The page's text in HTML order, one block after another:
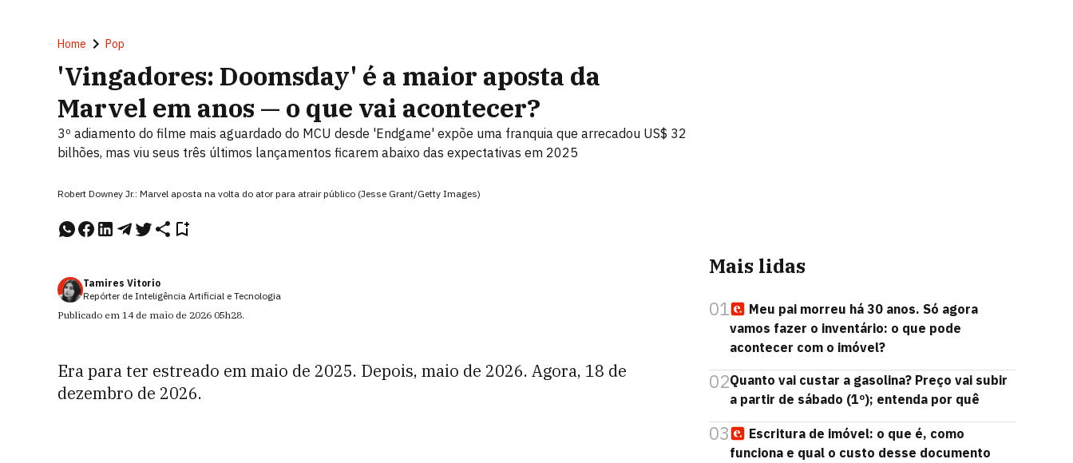
Home Pop
'Vingadores: Doomsday' é a maior aposta da
Marvel em anos — o que vai acontecer?
3º adiamento do filme mais aguardado do MCU desde 'Endgame' expõe uma franquia que arrecadou US$ 32
bilhões, mas viu seus três últimos lançamentos ficarem abaixo das expectativas em 2025
Robert Downey Jr.: Marvel aposta na volta do ator para atrair público (Jesse Grant/Getty Images)
Tamires Vitorio
Repórter de Inteligência Artificial e Tecnologia
Publicado em 14 de maio de 2026 05h28.
Era para ter estreado em maio de 2025. Depois, maio de 2026. Agora, 18 de
dezembro de 2026.
Mais lidas
01
Meu pai morreu há 30 anos. Só agora
vamos fazer o inventário: o que pode
acontecer com o imóvel?
02Quanto vai custar a gasolina? Preço vai subir
a partir de sábado (1º); entenda por quê
03
Escritura de imóvel: o que é, como
funciona e qual o custo desse documento